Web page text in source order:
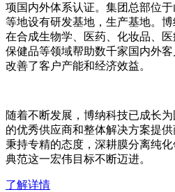
项国内外体系认证。集团总部位
等地设有研发基地，生产基地。
在合成生物学、医药、化妆品、医
保健品等领域帮助数千家国内外
改善了客户产能和经济效益。
随着不断发展，博纳科技已成长
的优秀供应商和整体解决方案提
秉持专精的态度，深耕膜分离纯
典范这一宏伟目标不断迈进。
了解详情